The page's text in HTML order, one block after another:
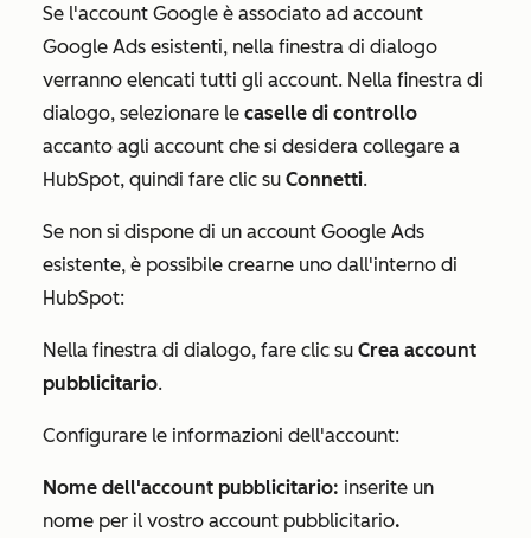
Se l'account Google è associato ad account
Google Ads esistenti, nella finestra di dialogo
verranno elencati tutti gli account. Nella finestra di
dialogo, selezionare le caselle di controllo
accanto agli account che si desidera collegare a
HubSpot, quindi fare clic su Connetti.
Se non si dispone di un account Google Ads
esistente, è possibile crearne uno dall'interno di
HubSpot:
Nella finestra di dialogo, fare clic su Crea account
pubblicitario.
Configurare le informazioni dell'account:
Nome dell'account pubblicitario: inserite un
nome per il vostro account pubblicitario.